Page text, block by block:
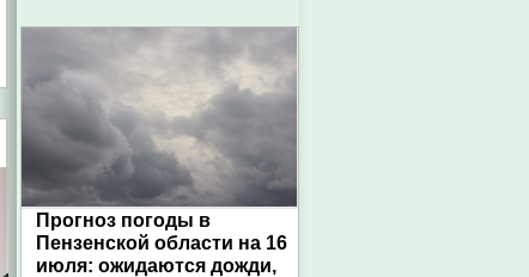
Прогноз погоды в
Пензенской области на 16
июля: ожидаются дожди,